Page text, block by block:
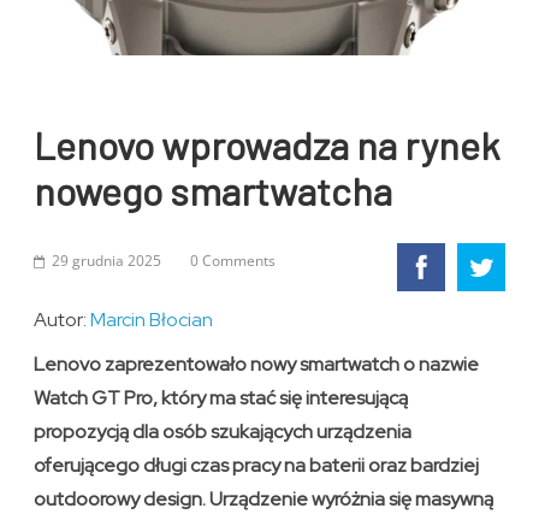
Lenovo wprowadza na rynek
nowego smartwatcha
29 grudnia 2025 0 Comments
Autor:Marcin Błocian
Lenovo zaprezentowało nowy smartwatch o nazwie
Watch GT Pro, który ma stać się interesującą
propozycją dla osób szukających urządzenia
oferującego długi czas pracy na baterii oraz bardziej
outdoorowy design. Urządzenie wyróżnia się masywną